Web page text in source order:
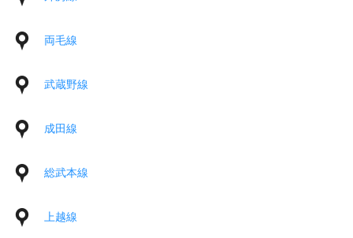
両毛線
武蔵野線
成田線
総武本線
上越線